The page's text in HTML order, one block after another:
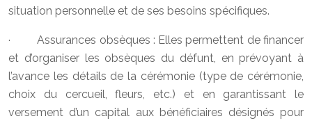
situation personnelle et de ses besoins spécifiques.
· Assurances obsèques : Elles permettent de financer
et d’organiser les obsèques du défunt, en prévoyant à
l’avance les détails de la cérémonie (type de cérémonie,
choix du cercueil, fleurs, etc.) et en garantissant le
versement d’un capital aux bénéficiaires désignés pour